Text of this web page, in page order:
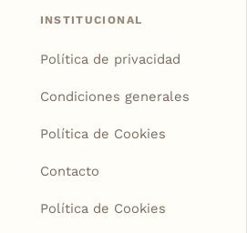
INSTITUCIONAL
Política de privacidad
Condiciones generales
Política de Cookies
Contacto
Política de Cookies